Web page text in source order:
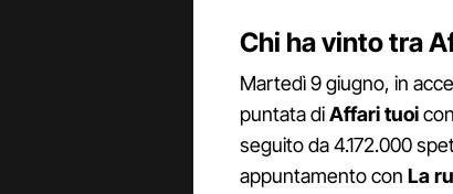
Chi ha vinto tra
Martedì 9 giugno, in
puntata diAffari tuoi
seguito da 4.172.000
appuntamento con La